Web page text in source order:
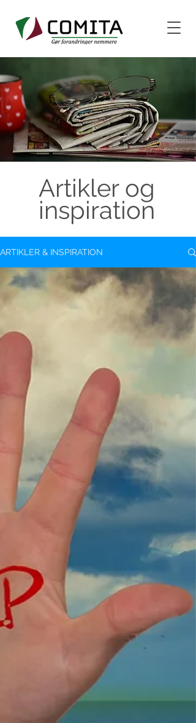
Artikler og
inspiration
ARTIKLER & INSPIRATION